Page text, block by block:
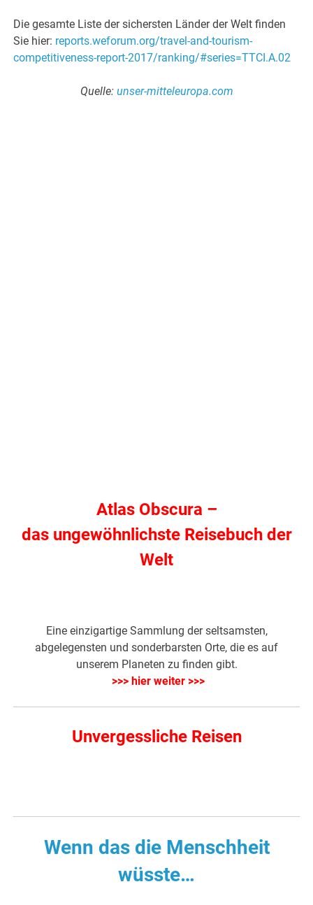
Die gesamte Liste der sichersten Länder der Welt finden
Sie hier: reports.weforum.org/travel-and-tourism-
competitiveness-report-2017/ranking/#series=TTCI.A.02
Quelle: unser-mitteleuropa.com
Atlas Obscura –
das ungewöhnlichste Reisebuch der
Welt
Eine einzigartige Sammlung der seltsamsten,
abgelegensten und sonderbarsten Orte, die es auf
unserem Planeten zu finden gibt.
>>> hier weiter >>>
Unvergessliche Reisen
Wenn das die Menschheit
wüsste…